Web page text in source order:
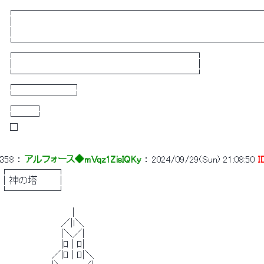
┌───────────────────┐
└───────────────────┘
┌──────┐
└──────┘
┌──┐
└──┘
358 ： アルフォース◆mVqz1ZisIQKy ： 2024/09/29(Sun) 21:08:50
┌─────┐
│神の塔　 　 │
└─────┘
／|l＼
|＼／|
|ﾛ | ﾛ|
／|ﾛ | ﾛ|＼